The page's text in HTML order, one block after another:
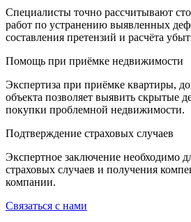
Специалисты точно рассчитывают
работ по устранению выявленных
составления претензий и расчёта
Помощь при приёмке недвижимости
Экспертиза при приёмке квартиры,
объекта позволяет выявить скрытые
покупки проблемной недвижимости.
Подтверждение страховых случаев
Экспертное заключение необходимо
страховых случаев и получения
компании.
Связаться с нами